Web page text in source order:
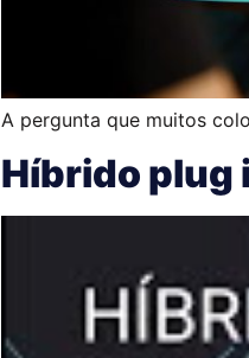
A pergunta que muitos
Híbrido plug